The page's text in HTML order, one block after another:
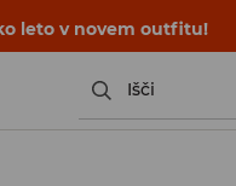
leto v novem outfitu!
Išči